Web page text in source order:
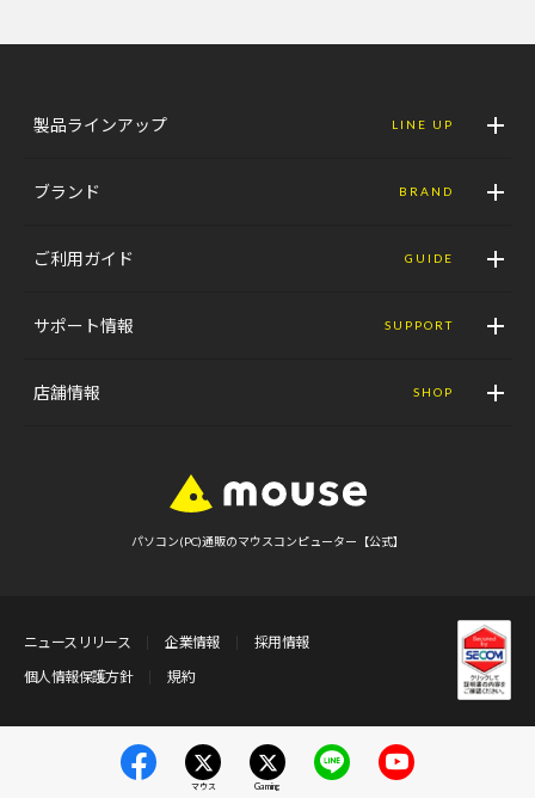
製品ラインアップ LINE UP
ブランド BRAND
ご利用ガイド GUIDE
サポート情報 SUPPORT
店舗情報 SHOP
パソコン(PC)通販のマウスコンピューター【公式】
ニュースリリース 企業情報
採用情報
個人情報保護方針
規約
マウス Gaming